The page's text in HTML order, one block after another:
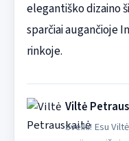
elegantiško dizaino
sparčiai augančioje
rinkoje.
Viltė
Sveiki! Esu